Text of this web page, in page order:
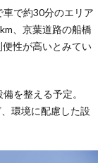
で約30分のエリア
、京葉道路の船橋
性が高いとみてい
を整える予定。
環境に配慮した設